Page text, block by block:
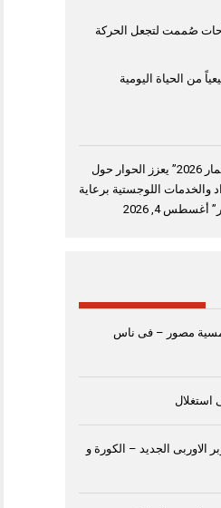
صُممت لتجعل الحركة
من الحياة اليومية
“منتدى الشارقة للاستثمار 2026” يعزز الحوار حول
والخدمات اللوجستية برعاية
أغسطس 4, 2026
مصور – فى ناس
استغلال
الاوربى الجديد – الكورة و